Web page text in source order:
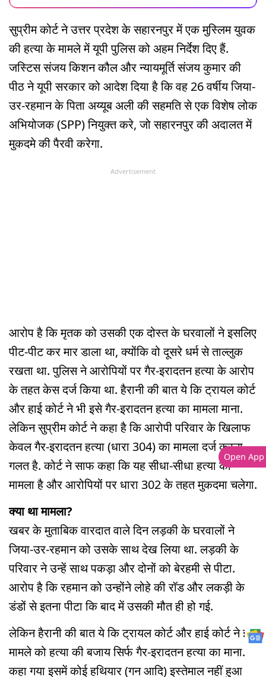
सुप्रीम कोर्ट ने उत्तर प्रदेश के सहारनपुर में एक मुस्लिम युवक
की हत्या के मामले में यूपी पुलिस को अहम निर्देश दिए हैं.
जस्टिस संजय किशन कौल और न्यायमूर्ति संजय कुमार की
पीठ ने यूपी सरकार को आदेश दिया है कि वह 26 वर्षीय जिया-
उर-रहमान के पिता अय्यूब अली की सहमति से एक विशेष लोक
अभियोजक (SPP) नियुक्त करे, जो सहारनपुर की अदालत में
मुकदमे की पैरवी करेगा.
Advertisement
आरोप है कि मृतक को उसकी एक दोस्त के घरवालों ने इसलिए
पीट-पीट कर मार डाला था, क्योंकि वो दूसरे धर्म से ताल्लुक
रखता था. पुलिस ने आरोपियों पर गैर-इरादतन हत्या के आरोप
के तहत केस दर्ज किया था. हैरानी की बात ये कि ट्रायल कोर्ट
और हाई कोर्ट ने भी इसे गैर-इरादतन हत्या का मामला माना.
लेकिन सुप्रीम कोर्ट ने कहा है कि आरोपी परिवार के खिलाफ
केवल गैर-इरादतन हत्या (धारा 304) का मामला दर्ज करना
गलत है. कोर्ट ने साफ कहा कि यह सीधा-सीधा हत्या का
मामला है और आरोपियों पर धारा 302 के तहत मुकदमा चलेगा.
क्या था मामला?
खबर के मुताबिक वारदात वाले दिन लड़की के घरवालों ने
जिया-उर-रहमान को उसके साथ देख लिया था. लड़की के
परिवार ने उन्हें साथ पकड़ा और दोनों को बेरहमी से पीटा.
आरोप है कि रहमान को उन्होंने लोहे की रॉड और लकड़ी के
डंडों से इतना पीटा कि बाद में उसकी मौत ही हो गई.
लेकिन हैरानी की बात ये कि ट्रायल कोर्ट और हाई कोर्ट ने इस
मामले को हत्या की बजाय सिर्फ गैर-इरादतन हत्या का माना.
कहा गया इसमें कोई हथियार (गन आदि) इस्तेमाल नहीं हुआ
Open App